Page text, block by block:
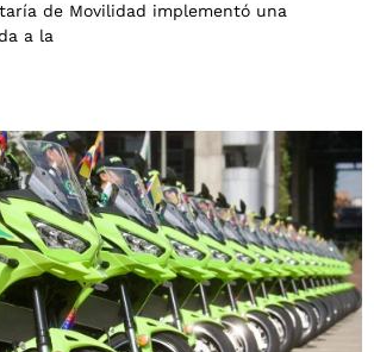
de Movilidad implementó una
a la